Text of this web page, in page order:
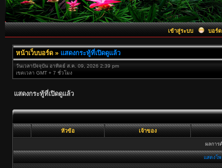
เข้าสู่ระบบ บอร์ด
หน้าเว็บบอร์ด » แสดงกระทู้ที่เปิดดูแล้ว
วันเวลาปัจจุบัน อาทิตย์ ส.ค. 09, 2026 2:39 pm
เขตเวลา GMT + 7 ชั่วโมง
แสดงกระทู้ที่เปิดดูแล้ว
หัวข้อ เจ้าของ
ผลการ
แสดงโ